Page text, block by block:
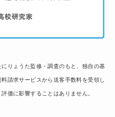
りょうた監修・調査のもと、独自の基
請求サービスから送客手数料を受領し
価に影響することはありません。